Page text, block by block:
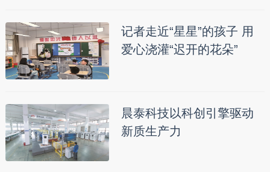
记者走近“星星”的孩子 用
爱心浇灌“迟开的花朵”
晨泰科技以科创引擎驱动
新质生产力